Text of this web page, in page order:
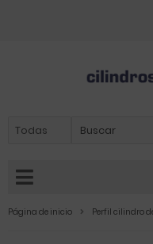
Página de inicio Perfil cilindro